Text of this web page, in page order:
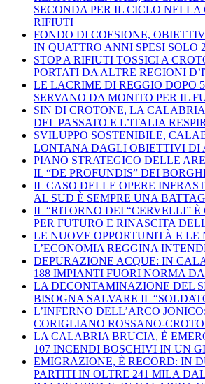
SECONDA PER IL CICLO NELLA
RIFIUTI
FONDO DI COESIONE,
IN QUATTRO ANNI SPESI SOLO
STOP A RIFIUTI TOSSICI A
PORTATI DA ALTRE REGIONI
LE LACRIME DI REGGIO DOPO
SERVANO DA MONITO PER IL
SIN DI CROTONE, LA
DEL PASSATO E L’ITALIA
SVILUPPO SOSTENIBILE,
LONTANA DAGLI OBIETTIVI DI
PIANO STRATEGICO DELLE
IL “DE PROFUNDIS” DEI
IL CASO DELLE OPERE
AL SUD È SEMPRE UNA
IL “RITORNO DEI “CERVELLI”
PER FUTURO E RINASCITA
LE NUOVE OPPORTUNITÀ E LE
L’ECONOMIA REGGINA
DEPURAZIONE ACQUE: IN
188 IMPIANTI FUORI NORMA
LA DECONTAMINAZIONE DEL
BISOGNA SALVARE IL
L’INFERNO DELL’ARCO
CORIGLIANO ROSSANO-
LA CALABRIA BRUCIA, È
107 INCENDI BOSCHIVI IN UN
EMIGRAZIONE, È RECORD: IN
PARTITI IN OLTRE 241 MILA